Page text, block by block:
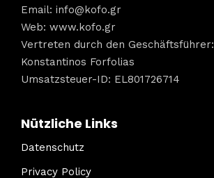
Email: info@kofo.gr
Web: www.kofo.gr
Vertreten durch den Geschäftsführer:
Konstantinos Forfolias
Umsatzsteuer-ID: EL801726714
Nützliche Links
Datenschutz
Privacy Policy